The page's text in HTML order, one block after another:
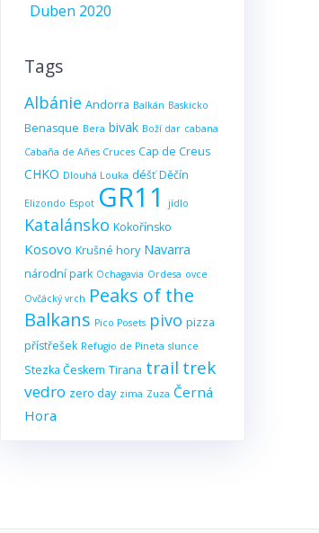
Duben 2020
Tags
Albánie Andorra Balkán Baskicko
Benasque Bera bivak Boží dar cabana
Cabaña de Añes Cruces Cap de Creus
CHKO Dlouhá Louka déšť Děčín
Elizondo Espot GR11 jídlo
Katalánsko Kokořínsko
Kosovo Krušné hory Navarra
národní park Ochagavia Ordesa ovce
Ovčácký vrch Peaks of the
Balkans Pico Posets pivo pizza
přístřešek Refugio de Pineta slunce
Stezka Českem Tirana trail trek
vedro zero day zima Zuza Černá
Hora